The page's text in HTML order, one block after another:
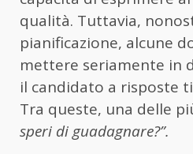
qualità. Tuttavia,
pianificazione, alcune
mettere seriamente in
il candidato a risposte
Tra queste, una delle
speri di guadagnare?”.